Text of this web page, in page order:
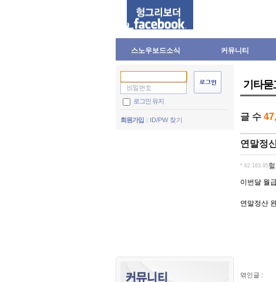
스노우보드소식 커뮤니티
로그인 유지
회원가입 ID/PW 찾기
기타묻
글 수
연말정
헐
*.62.163.95
이번달 월
연말정산
엮인글 :